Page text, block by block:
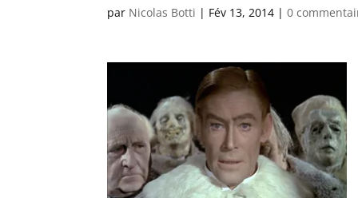
par Nicolas Botti | Fév 13, 2014 |0